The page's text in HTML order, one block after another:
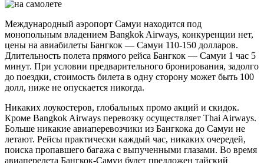
Международный аэропорт Самуи находится под
монопольным владением Bangkok Airways, конкуренции нет,
цены на авиабилеты Бангкок — Самуи 110-150 долларов.
Длительность полета прямого рейса Бангкок — Самуи 1 час 5
минут. При условии предварительного бронирования, задолго
до поездки, стоимость билета в одну сторону может быть 100
долл, ниже не опускается никогда.
Никаких лоукостеров, глобальных промо акций и скидок.
Кроме Bangkok Airways перевозку осуществляет Thai Airways.
Больше никакие авиаперевозчики из Бангкока до Самуи не
летают. Рейсы практически каждый час, никаких очередей,
поиска пропавшего багажа с выпученными глазами. Во время
авиаперелета Бангкок-Самуи будет предложен тайский